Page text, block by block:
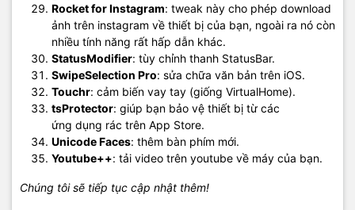
Rocket for Instagram: tweak này cho phép download
ảnh trên instagram về thiết bị của bạn, ngoài ra nó còn
nhiều tính năng rất hấp dẫn khác.
StatusModifier: tùy chỉnh thanh StatusBar.
SwipeSelection Pro: sửa chữa văn bản trên iOS.
Touchr: cảm biến vay tay (giống VirtualHome).
tsProtector: giúp bạn bảo vệ thiết bị từ các
ứng dụng rác trên App Store.
Unicode Faces: thêm bàn phím mới.
Youtube++: tải video trên youtube về máy của bạn.
Chúng tôi sẽ tiếp tục cập nhật thêm!